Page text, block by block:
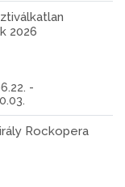
2026
-
Rockopera